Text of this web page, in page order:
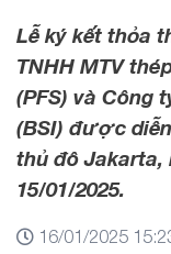
Lễ ký kết thỏa
TNHH MTV
(PFS) và Công
(BSI) được
thủ đô Jakarta,
15/01/2025.
16/01/2025